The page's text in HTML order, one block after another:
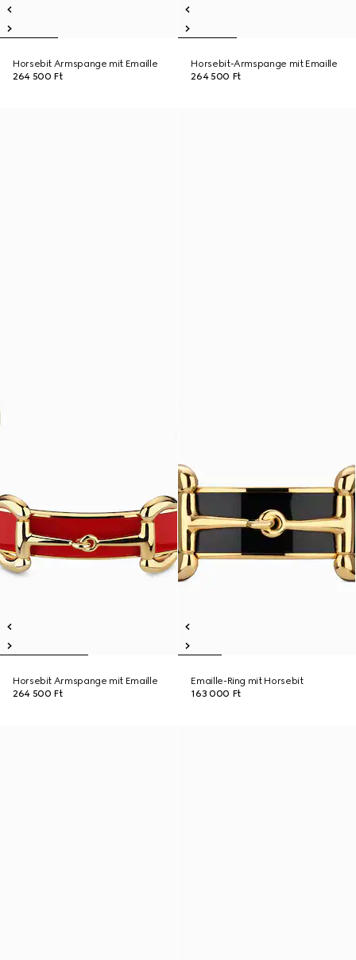
Horsebit Armspange mit Emaille
264 500 Ft
Horsebit-Armspange mit Emaille
264 500 Ft
Horsebit Armspange mit Emaille
264 500 Ft
Emaille-Ring mit Horsebit
163 000 Ft